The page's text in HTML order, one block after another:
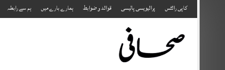
to
content
کاپی رائٹس پرائیویسی پالیسی قوائد و ضوابط ہمارے بارے میں ہم سے رابطہ